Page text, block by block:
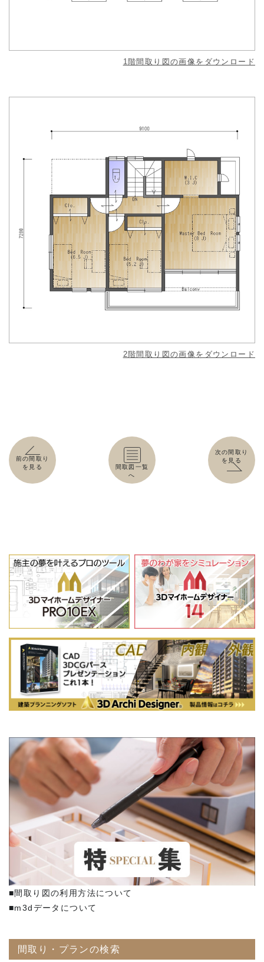
1階間取り図の画像をダウンロード
2階間取り図の画像をダウンロード
前の間取り
を見る
間取図一覧
へ
次の間取り
を見る
■間取り図の利用方法について
■m3dデータについて
間取り・プランの検索